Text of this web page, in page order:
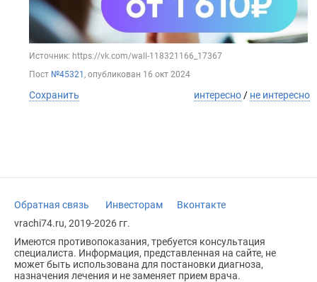
Источник: https://vk.com/wall-118321166_17367
Пост №45321 , опубликован 16 окт 2024
Сохранить интересно / не интересно
Обратная связь Инвесторам
Вконтакте
vrachi74.ru, 2019-2026 гг.
Имеются противопоказания, требуется консультация
специалиста. Информация, представленная на сайте, не
может быть использована для постановки диагноза,
назначения лечения и не заменяет прием врача.